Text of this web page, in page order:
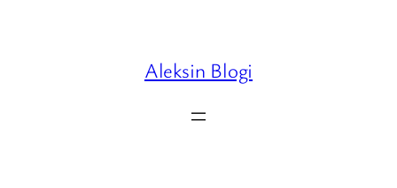
Aleksin Blogi